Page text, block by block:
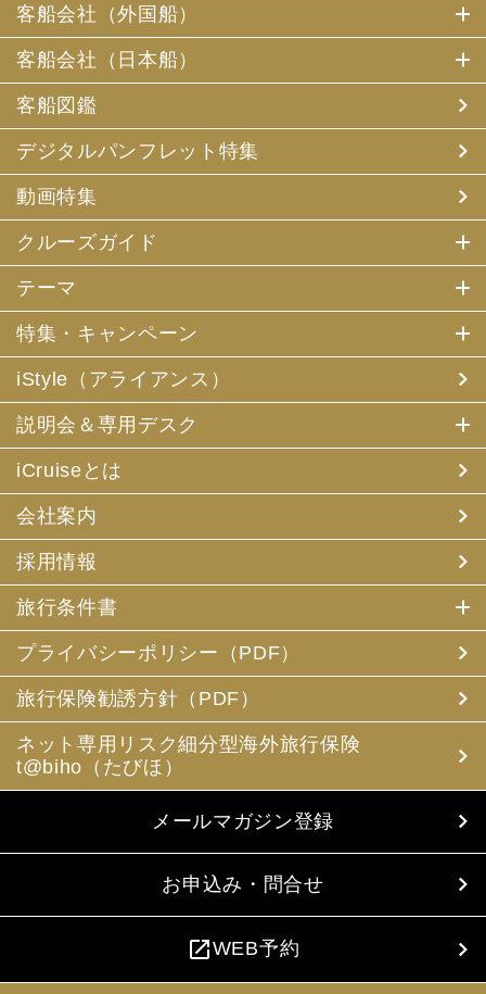
客船会社（外国船）
客船会社（日本船）
客船図鑑
デジタルパンフレット特集
動画特集
クルーズガイド
テーマ
特集・キャンペーン
iStyle（アライアンス）
説明会＆専用デスク
iCruiseとは
会社案内
採用情報
旅行条件書
プライバシーポリシー（PDF）
旅行保険勧誘方針（PDF）
ネット専用リスク細分型海外旅行保険
t@biho（たびほ）
メールマガジン登録
お申込み・問合せ
open_in_newWEB予約